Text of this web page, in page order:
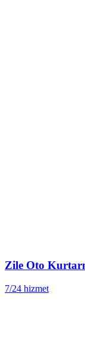
Zile Oto
7/24 hizmet